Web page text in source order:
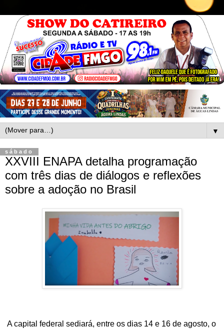
▼
sábado
XXVIII ENAPA detalha programação
com três dias de diálogos e reflexões
sobre a adoção no Brasil
A capital federal sediará, entre os dias 14 e 16 de agosto, o